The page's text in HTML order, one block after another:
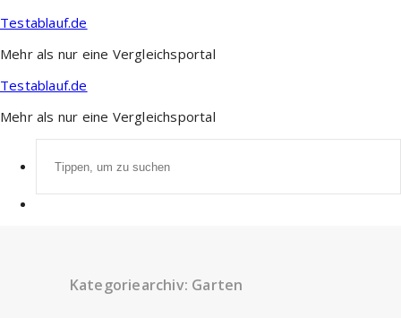
Inhalt
Testablauf.de
Mehr als nur eine Vergleichsportal
Testablauf.de
Mehr als nur eine Vergleichsportal
nach:
Kategoriearchiv: Garten